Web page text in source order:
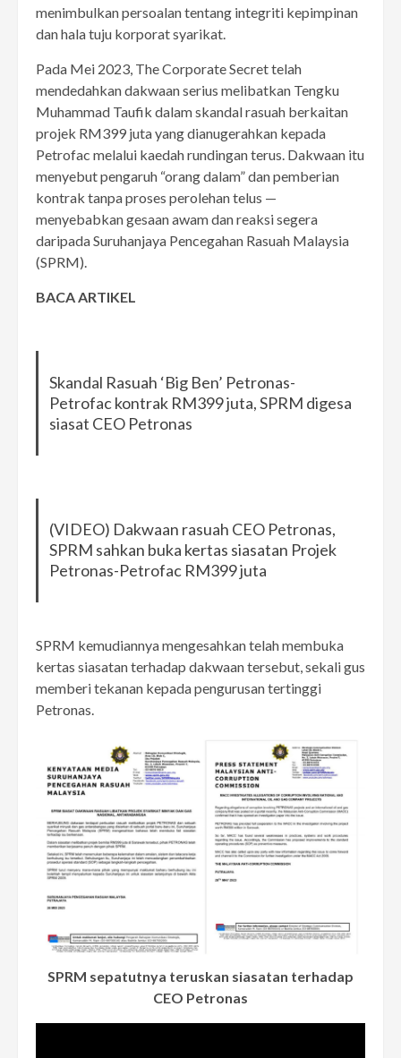
menimbulkan persoalan tentang integriti kepimpinan
dan hala tuju korporat syarikat.
Pada Mei 2023, The Corporate Secret telah
mendedahkan dakwaan serius melibatkan Tengku
Muhammad Taufik dalam skandal rasuah berkaitan
projek RM399 juta yang dianugerahkan kepada
Petrofac melalui kaedah rundingan terus. Dakwaan itu
menyebut pengaruh “orang dalam” dan pemberian
kontrak tanpa proses perolehan telus —
menyebabkan gesaan awam dan reaksi segera
daripada Suruhanjaya Pencegahan Rasuah Malaysia
(SPRM).
BACA ARTIKEL
Skandal Rasuah ‘Big Ben’ Petronas-
Petrofac kontrak RM399 juta, SPRM digesa
siasat CEO Petronas
(VIDEO) Dakwaan rasuah CEO Petronas,
SPRM sahkan buka kertas siasatan Projek
Petronas-Petrofac RM399 juta
SPRM kemudiannya mengesahkan telah membuka
kertas siasatan terhadap dakwaan tersebut, sekali gus
memberi tekanan kepada pengurusan tertinggi
Petronas.
SPRM sepatutnya teruskan siasatan terhadap
CEO Petronas